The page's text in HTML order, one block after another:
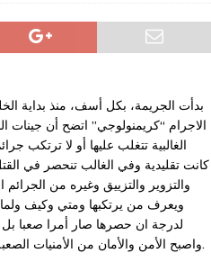
بدأت الجريمة، بكل أسف، منذ بداية
الاجرام “كريمنولوجي” اتضح أن
الغالبية تتغلب عليها أو لا ترتكب
كانت تقليدية وفي الغالب تنحصر في
والتزوير والتزييق وغيره من
ويعرف من يرتكبها ومتي وكيف
لدرجة ان حصرها صار أمرا صعبا بل
واصبح الأمن والأمان من الأمنيات الصعبة المنال وليس هناك قلاع مشيدة نلجأ اليها لتحمينا من الجريمة وأصحابها.